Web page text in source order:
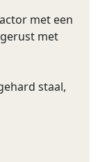
met een
met
staal,